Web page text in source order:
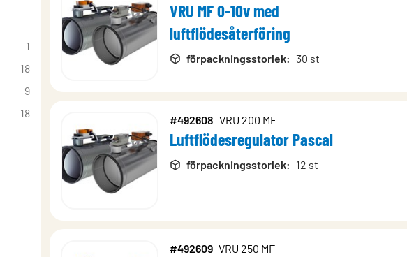
1
18
9
18
VRU MF 0-10v med
luftflödesåterföring
förpackningsstorlek: 30 st
#492608 VRU 200 MF
Luftflödesregulator Pascal
förpackningsstorlek: 12 st
#492609 VRU 250 MF